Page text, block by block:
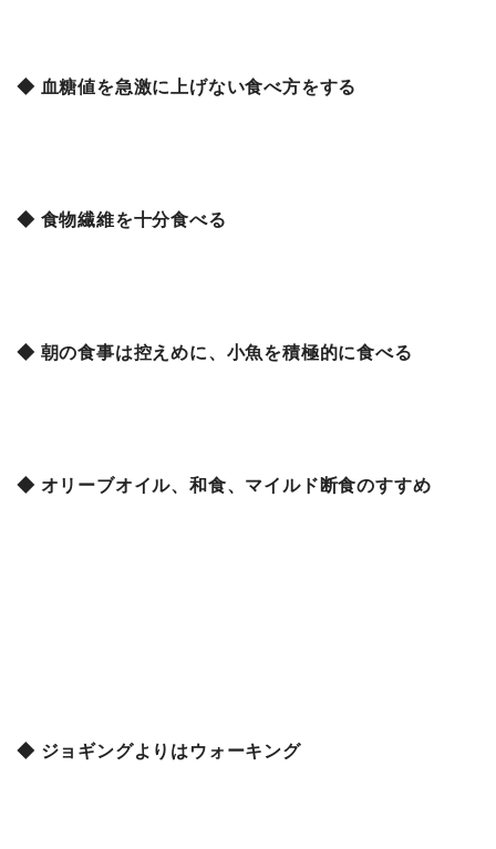
◆ 血糖値を急激に上げない食べ方をする
◆ 食物繊維を十分食べる
◆ 朝の食事は控えめに、小魚を積極的に食べる
◆ オリーブオイル、和食、マイルド断食のすすめ
◆ ジョギングよりはウォーキング